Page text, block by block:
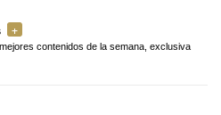
contenidos de la semana, exclusiva